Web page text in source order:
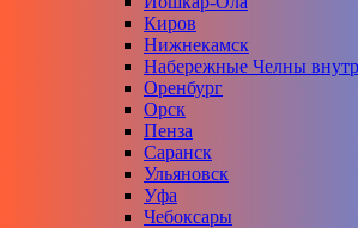
Киров
Нижнекамск
Набережные Челны
Оренбург
Орск
Пенза
Саранск
Ульяновск
Уфа
Чебоксары